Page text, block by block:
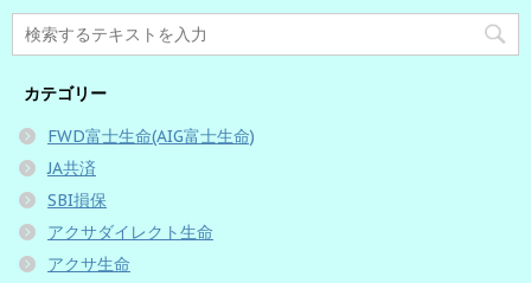
カテゴリー
FWD富士生命(AIG富士生命)
JA共済
SBI損保
アクサダイレクト生命
アクサ生命